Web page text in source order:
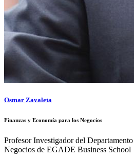
Osmar Zavaleta
Finanzas y Economía para los Negocios
Profesor Investigador del
Negocios de EGADE Business School